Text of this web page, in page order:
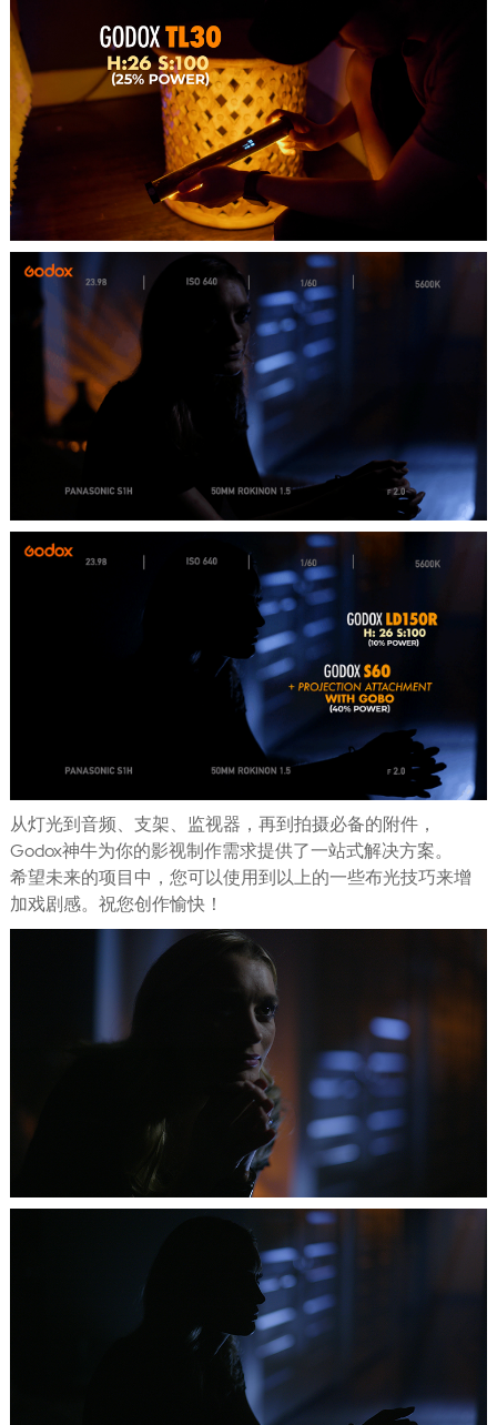
从灯光到音频、支架、监视器，再到拍摄必备的附件，
Godox神牛为你的影视制作需求提供了一站式解决方案。
希望未来的项目中，您可以使用到以上的一些布光技巧来增
加戏剧感。祝您创作愉快！